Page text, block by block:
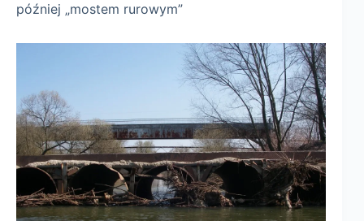
później „mostem rurowym”